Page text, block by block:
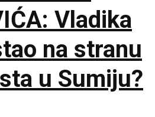
Vladika
na stranu
u Sumiju?